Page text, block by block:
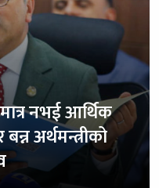
नभई आर्थिक
अर्थमन्त्रीको